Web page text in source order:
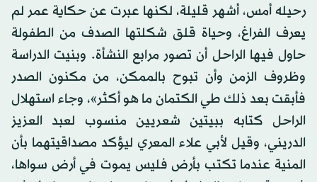
رحيله أمس، أشهر قليلة، لكنها عبرت عن حكاية عمر لم
يعرف الفراغ، وحياة قلق شكلتها الصدف من الطفولة
حاول فيها الراحل أن تصور مرابع النشأة. وبنيت الدراسة
وظروف الزمن وأن تبوح بالممكن، من مكنون الصدر
فأبقت بعد ذلك طي الكتمان ما هو أكثر»، وجاء استهلال
الراحل كتابه ببيتين شعريين منسوب لعبد العزيز
الدريني، وقيل لأبي علاء المعري ليؤكد مصداقيتهما بأن
المنية عندما تكتب بأرض فليس يموت في أرض سواها،